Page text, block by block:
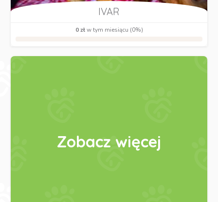
IVAR
0 złw tym miesiącu (0%)
Zobacz więcej